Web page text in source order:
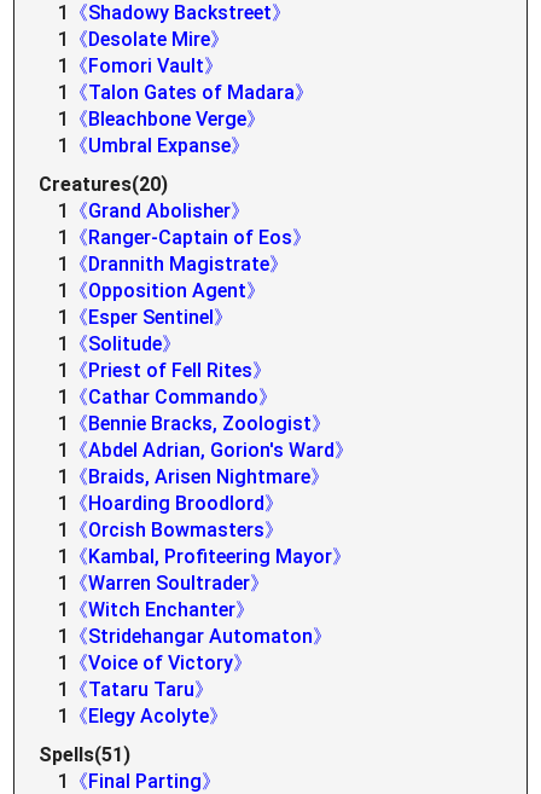
1
《Shadowy Backstreet》
1
《Desolate Mire》
1
《Fomori Vault》
1
《Talon Gates of Madara》
1
《Bleachbone Verge》
1
《Umbral Expanse》
Creatures(20)
1
《Grand Abolisher》
1
《Ranger-Captain of Eos》
1
《Drannith Magistrate》
1
《Opposition Agent》
1
《Esper Sentinel》
1
《Solitude》
1
《Priest of Fell Rites》
1
《Cathar Commando》
1
《Bennie Bracks, Zoologist》
1
《Abdel Adrian, Gorion's Ward》
1
《Braids, Arisen Nightmare》
1
《Hoarding Broodlord》
1
《Orcish Bowmasters》
1
《Kambal, Profiteering Mayor》
1
《Warren Soultrader》
1
《Witch Enchanter》
1
《Stridehangar Automaton》
1
《Voice of Victory》
1
《Tataru Taru》
1
《Elegy Acolyte》
Spells(51)
1
《Final Parting》